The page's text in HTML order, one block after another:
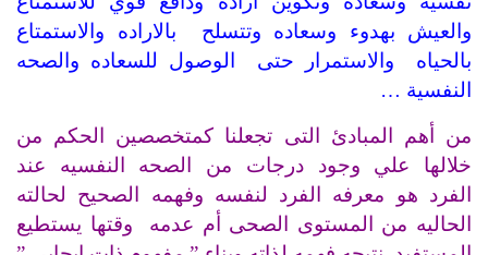
والعيش بهدوء وسعاده وتتسلح بالاراده والاستمتاع
بالحياه والاستمرار حتى الوصول للسعاده والصحه
النفسية …
من أهم المبادئ التى تجعلنا كمتخصصين الحكم من
خلالها علي وجود درجات من الصحه النفسيه عند
الفرد هو معرفه الفرد لنفسه وفهمه الصحيح لحالته
الحاليه من المستوى الصحى أم عدمه وقتها يستطيع